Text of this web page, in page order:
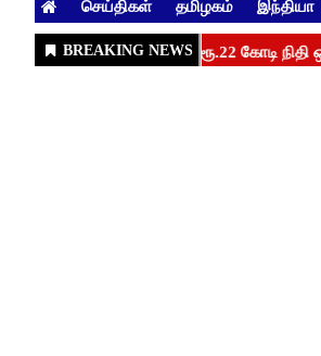
செய்திகள் தமிழகம் இந்தியா